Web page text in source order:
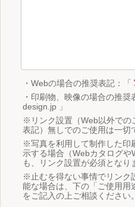
・Webの場合の推奨表記：「
・印刷物、映像の場合の推
design.jp 」
※リンク設置（Web以外での
表記）無しでのご使用は一切
※写真を利用して制作した印
示する場合（Webカタログや
も、リンク設置が必須となり
※止むを得ない事情でリンク
能な場合は、下の「ご使用用
をご記入の上ご相談ください。